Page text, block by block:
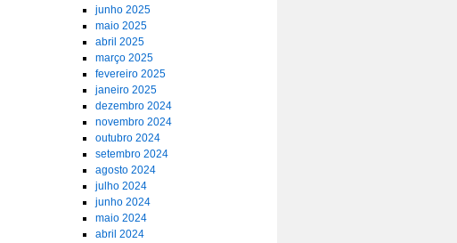
junho 2025
maio 2025
abril 2025
março 2025
fevereiro 2025
janeiro 2025
dezembro 2024
novembro 2024
outubro 2024
setembro 2024
agosto 2024
julho 2024
junho 2024
maio 2024
abril 2024